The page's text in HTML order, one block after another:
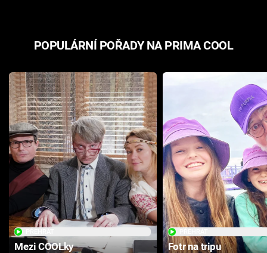
POPULÁRNÍ POŘADY NA PRIMA COOL
Mezi COOLky Fotr na tripu